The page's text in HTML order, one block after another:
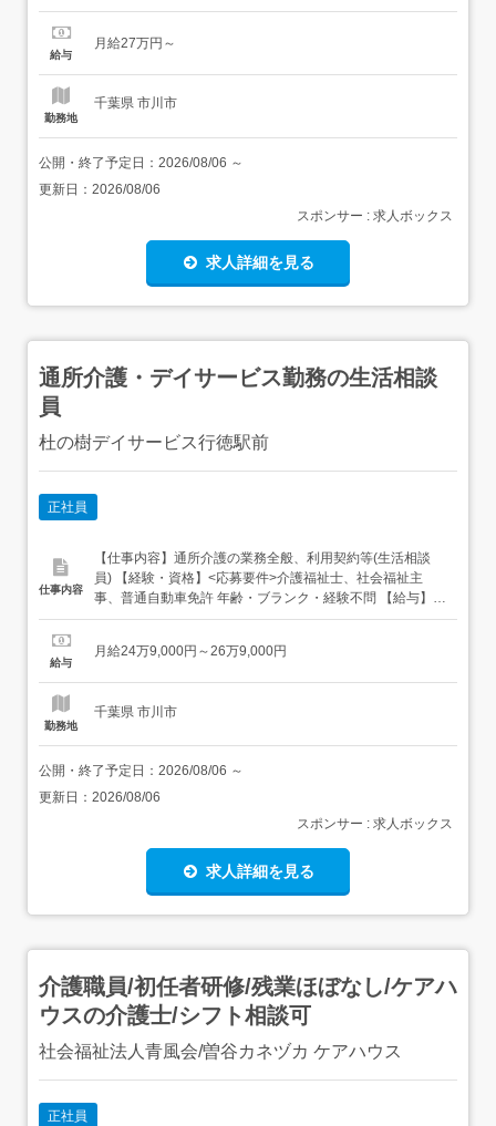
で、お客様の健康と笑顔を支えます>女性向けフィットネ
方をアドバイス。特別なスキルはいっさい必要ないので、
給与
月給27万円～
勤務地
千葉県 市川市
公開・終了予定日： 2026/08/06 ～
更新日： 2026/08/06
スポンサー : 求人ボックス
求人詳細を見る
通所介護・デイサービス勤務の生活相談
員
杜の樹デイサービス行徳駅前
正社員
仕事内容
【仕事内容】通所介護の業務全般、利用契約等(生活相談
員) 【経験・資格】<応募要件>介護福祉士、社会福祉主
事、普通自動車免許 年齢・ブランク・経験不問 【給与】月
給 249,000円 〜 269,000円<給与の備考>給与内訳基本給
37,500円(30時間分) 30時間を超える時間外労働は追加で支
給与
月給24万9,000円～26万9,000円
勤務地
千葉県 市川市
公開・終了予定日： 2026/08/06 ～
更新日： 2026/08/06
スポンサー : 求人ボックス
求人詳細を見る
介護職員/初任者研修/残業ほぼなし/ケアハ
ウスの介護士/シフト相談可
社会福祉法人青風会/曽谷カネヅカ ケアハウス
正社員